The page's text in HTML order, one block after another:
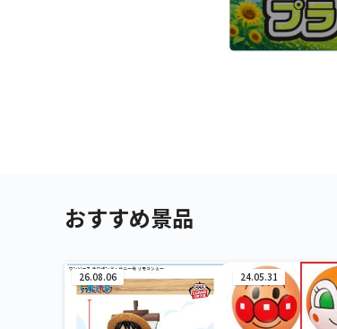
おすすめ景品
26.08.06 24.05.31